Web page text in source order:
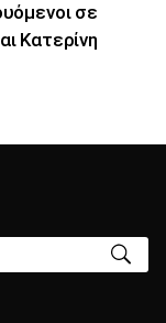
σε
Κατερίνη